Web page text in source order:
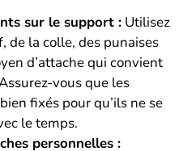
sur le support : Utilisez
de la colle, des punaises
d’attache qui convient
vous que les
fixés pour qu’ils ne se
le temps.
personnelles :